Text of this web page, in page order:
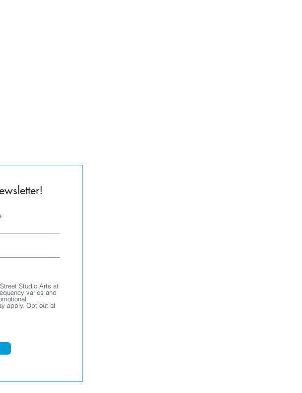
Studio Arts at
apply. Opt out at